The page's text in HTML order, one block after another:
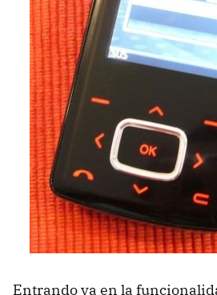
Entrando ya en la